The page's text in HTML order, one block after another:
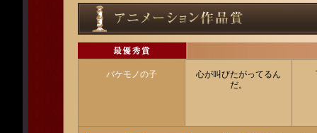
バケモノの子
心が叫びたがってるん
だ。